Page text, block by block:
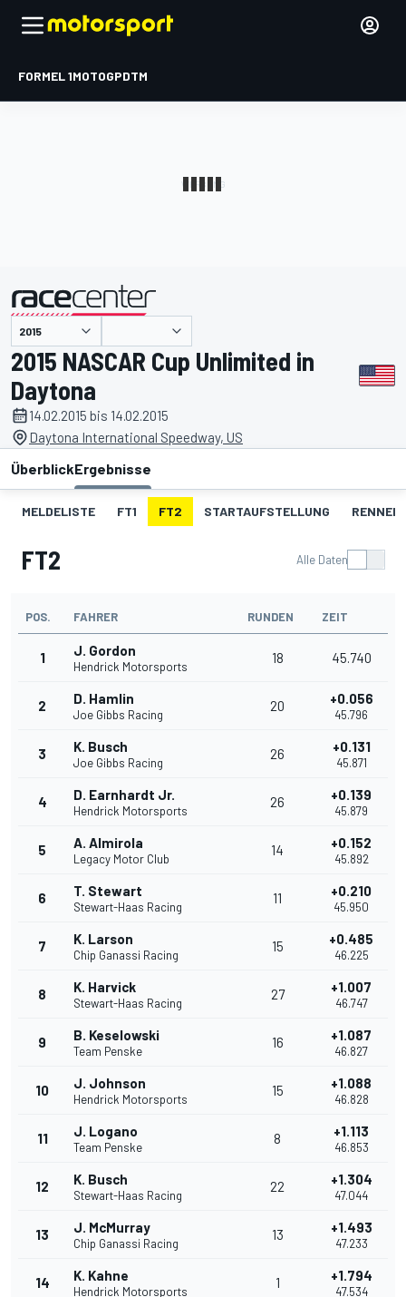
FORMEL 1MOTOGPDTM
2015 NASCAR Cup Unlimited in
Daytona
14.02.2015 bis 14.02.2015
Daytona International Speedway, US
ÜberblickErgebnisse
MELDELISTE FT1 FT2 STARTAUFSTELLUNG RENNEN
FT2 Alle Daten
POS. FAHRER RUNDEN ZEIT
1 J. Gordon
Hendrick Motorsports
18 45.740
2 D. Hamlin
Joe Gibbs Racing
20 +0.056
45.796
3 K. Busch
Joe Gibbs Racing
26 +0.131
45.871
4 D. Earnhardt Jr.
Hendrick Motorsports
26 +0.139
45.879
5 A. Almirola
Legacy Motor Club
14 +0.152
45.892
6 T. Stewart
Stewart-Haas Racing
11 +0.210
45.950
7 K. Larson
Chip Ganassi Racing
15 +0.485
46.225
8 K. Harvick
Stewart-Haas Racing
27 +1.007
46.747
9 B. Keselowski
Team Penske
16 +1.087
46.827
10 J. Johnson
Hendrick Motorsports
15 +1.088
46.828
11 J. Logano
Team Penske
8 +1.113
46.853
12 K. Busch
Stewart-Haas Racing
22 +1.304
47.044
13 J. McMurray
Chip Ganassi Racing
13 +1.493
47.233
14 K. Kahne
Hendrick Motorsports
1 +1.794
47.534